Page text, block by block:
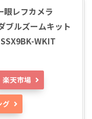
レフカメラ
ブルズームキット
WKIT
楽天市場
グ